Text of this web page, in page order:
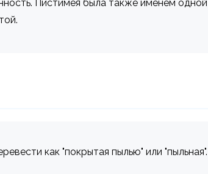
Пистимея была также именем
как "покрытая пылью" или "пыльная".